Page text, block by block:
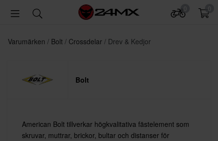
Varumärken Bolt Crossdelar Drev & Kedjor
Bolt
American Bolt tillverkar högkvalitativa fästelement som
skruvar, muttrar, brickor, bultar och distanser för